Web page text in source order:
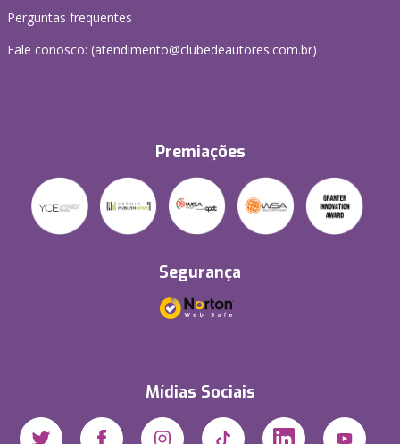
Perguntas frequentes
Fale conosco: (atendimento@clubedeautores.com.br)
Premiações
Segurança
Mídias Sociais